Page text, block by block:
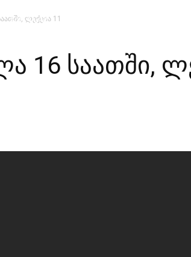
მთავარი
ლექცია 11
16 საათში,